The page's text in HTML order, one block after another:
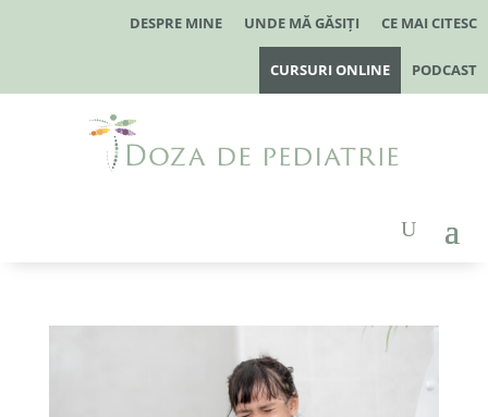
DESPRE MINE UNDE MĂ GĂSIȚI CE MAI CITESC
CURSURI ONLINE PODCAST